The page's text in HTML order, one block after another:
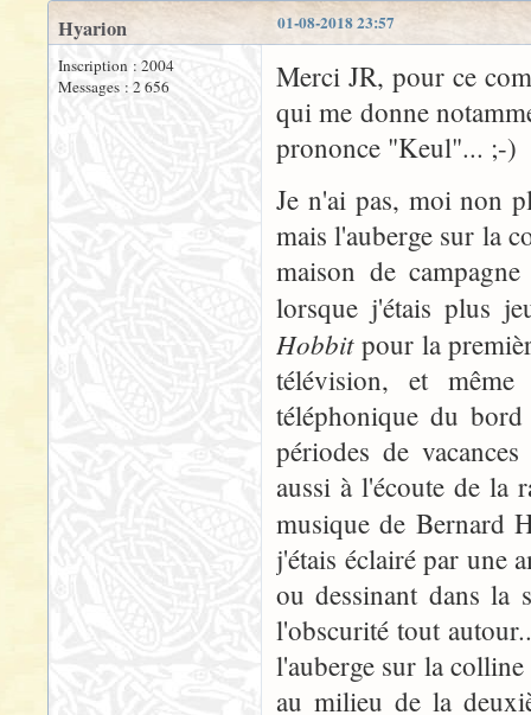
01-08-2018 23:57
Hyarion
Inscription : 2004
Messages : 2 656
Merci JR, pour ce
qui me donne
prononce "Keul"... ;-)
Je n'ai pas, moi non
mais l'auberge sur la
maison de
lorsque j'étais plus
Hobbitpour la
télévision, et
téléphonique du
périodes de
aussi à l'écoute de la
musique de Bernard
j'étais éclairé par une
ou dessinant dans la
l'obscurité tout
l'auberge sur la
au milieu de la